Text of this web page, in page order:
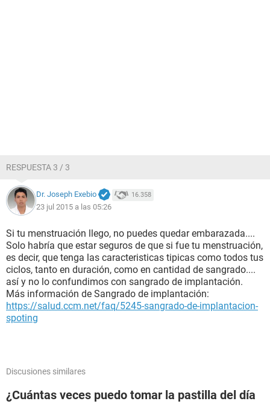
RESPUESTA 3 / 3
Dr. Joseph Exebio 16.358
23 jul 2015 a las 05:26
Si tu menstruación llego, no puedes quedar embarazada....
Solo habría que estar seguros de que si fue tu menstruación,
es decir, que tenga las caracteristicas tipicas como todos tus
ciclos, tanto en duración, como en cantidad de sangrado....
así y no lo confundimos con sangrado de implantación.
Más información de Sangrado de implantación:
https://salud.ccm.net/faq/5245-sangrado-de-implantacion-
spoting
Discusiones similares
¿Cuántas veces puedo tomar la pastilla del día